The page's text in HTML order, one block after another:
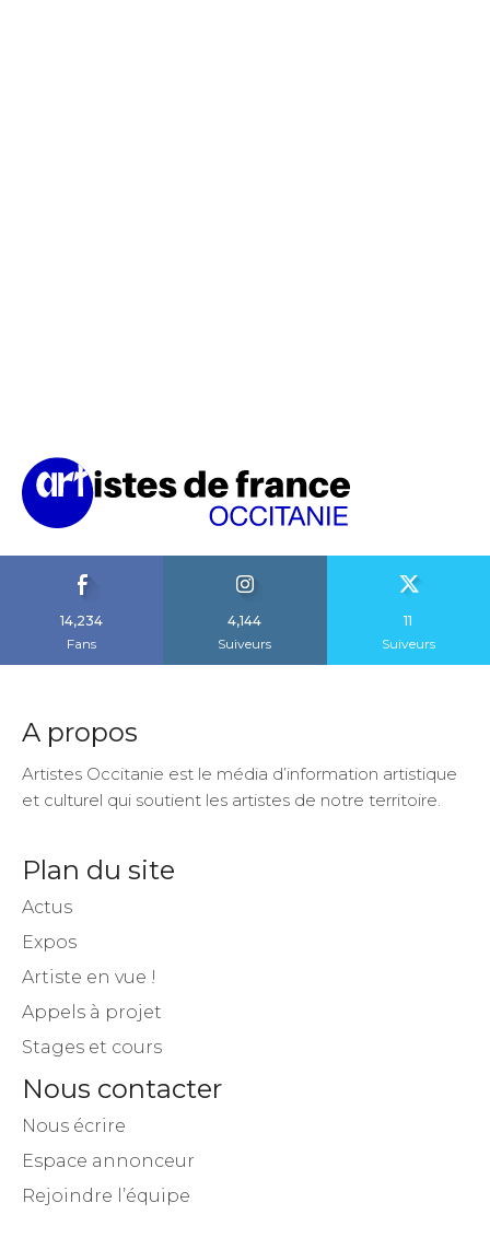
14,234
Fans
4,144
Suiveurs
11
Suiveurs
A propos
Artistes Occitanie est le média d’information artistique
et culturel qui soutient les artistes de notre territoire.
Plan du site
Actus
Expos
Artiste en vue !
Appels à projet
Stages et cours
Nous contacter
Nous écrire
Espace annonceur
Rejoindre l’équipe